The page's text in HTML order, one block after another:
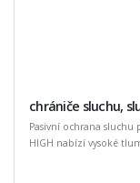
chrániče sluchu,
Pasivní ochrana sluchu
HIGH nabízí vysoké